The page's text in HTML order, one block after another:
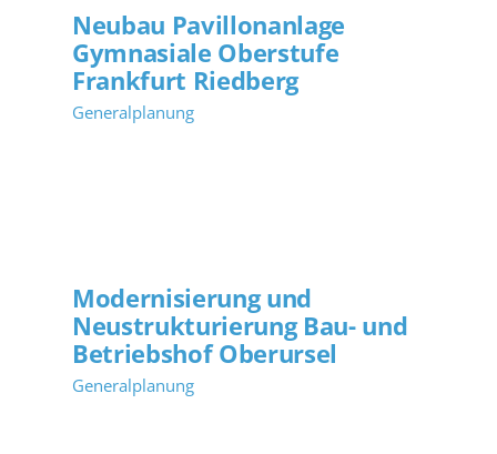
Neubau Pavillonanlage
Gymnasiale Oberstufe
Frankfurt Riedberg
Generalplanung
Modernisierung und
Neustrukturierung Bau- und
Betriebshof Oberursel
Generalplanung